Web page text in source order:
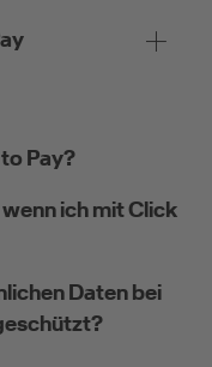
Pay?
ich mit Click
Daten bei